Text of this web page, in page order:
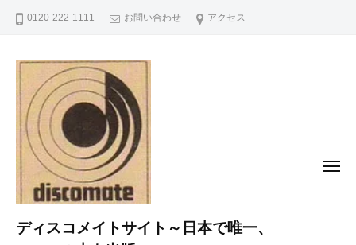
0120-222-1111 お問い合わせ アクセス
ディスコメイトサイト～日本で唯一、
メ